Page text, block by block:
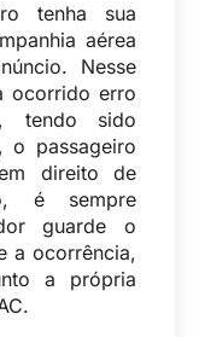
tenha sua
aérea
Nesse
ocorrido erro
tendo sido
o passageiro
direito de
é sempre
guarde o
a ocorrência,
a própria